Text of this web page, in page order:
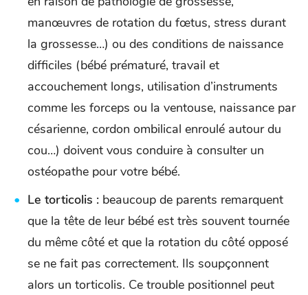
manœuvres de rotation du fœtus, stress durant
la grossesse…) ou des conditions de naissance
difficiles (bébé prématuré, travail et
accouchement longs, utilisation d’instruments
comme les forceps ou la ventouse, naissance par
césarienne, cordon ombilical enroulé autour du
cou…) doivent vous conduire à consulter un
ostéopathe pour votre bébé.
Le torticolis : beaucoup de parents remarquent
que la tête de leur bébé est très souvent tournée
du même côté et que la rotation du côté opposé
se ne fait pas correctement. Ils soupçonnent
alors un torticolis. Ce trouble positionnel peut